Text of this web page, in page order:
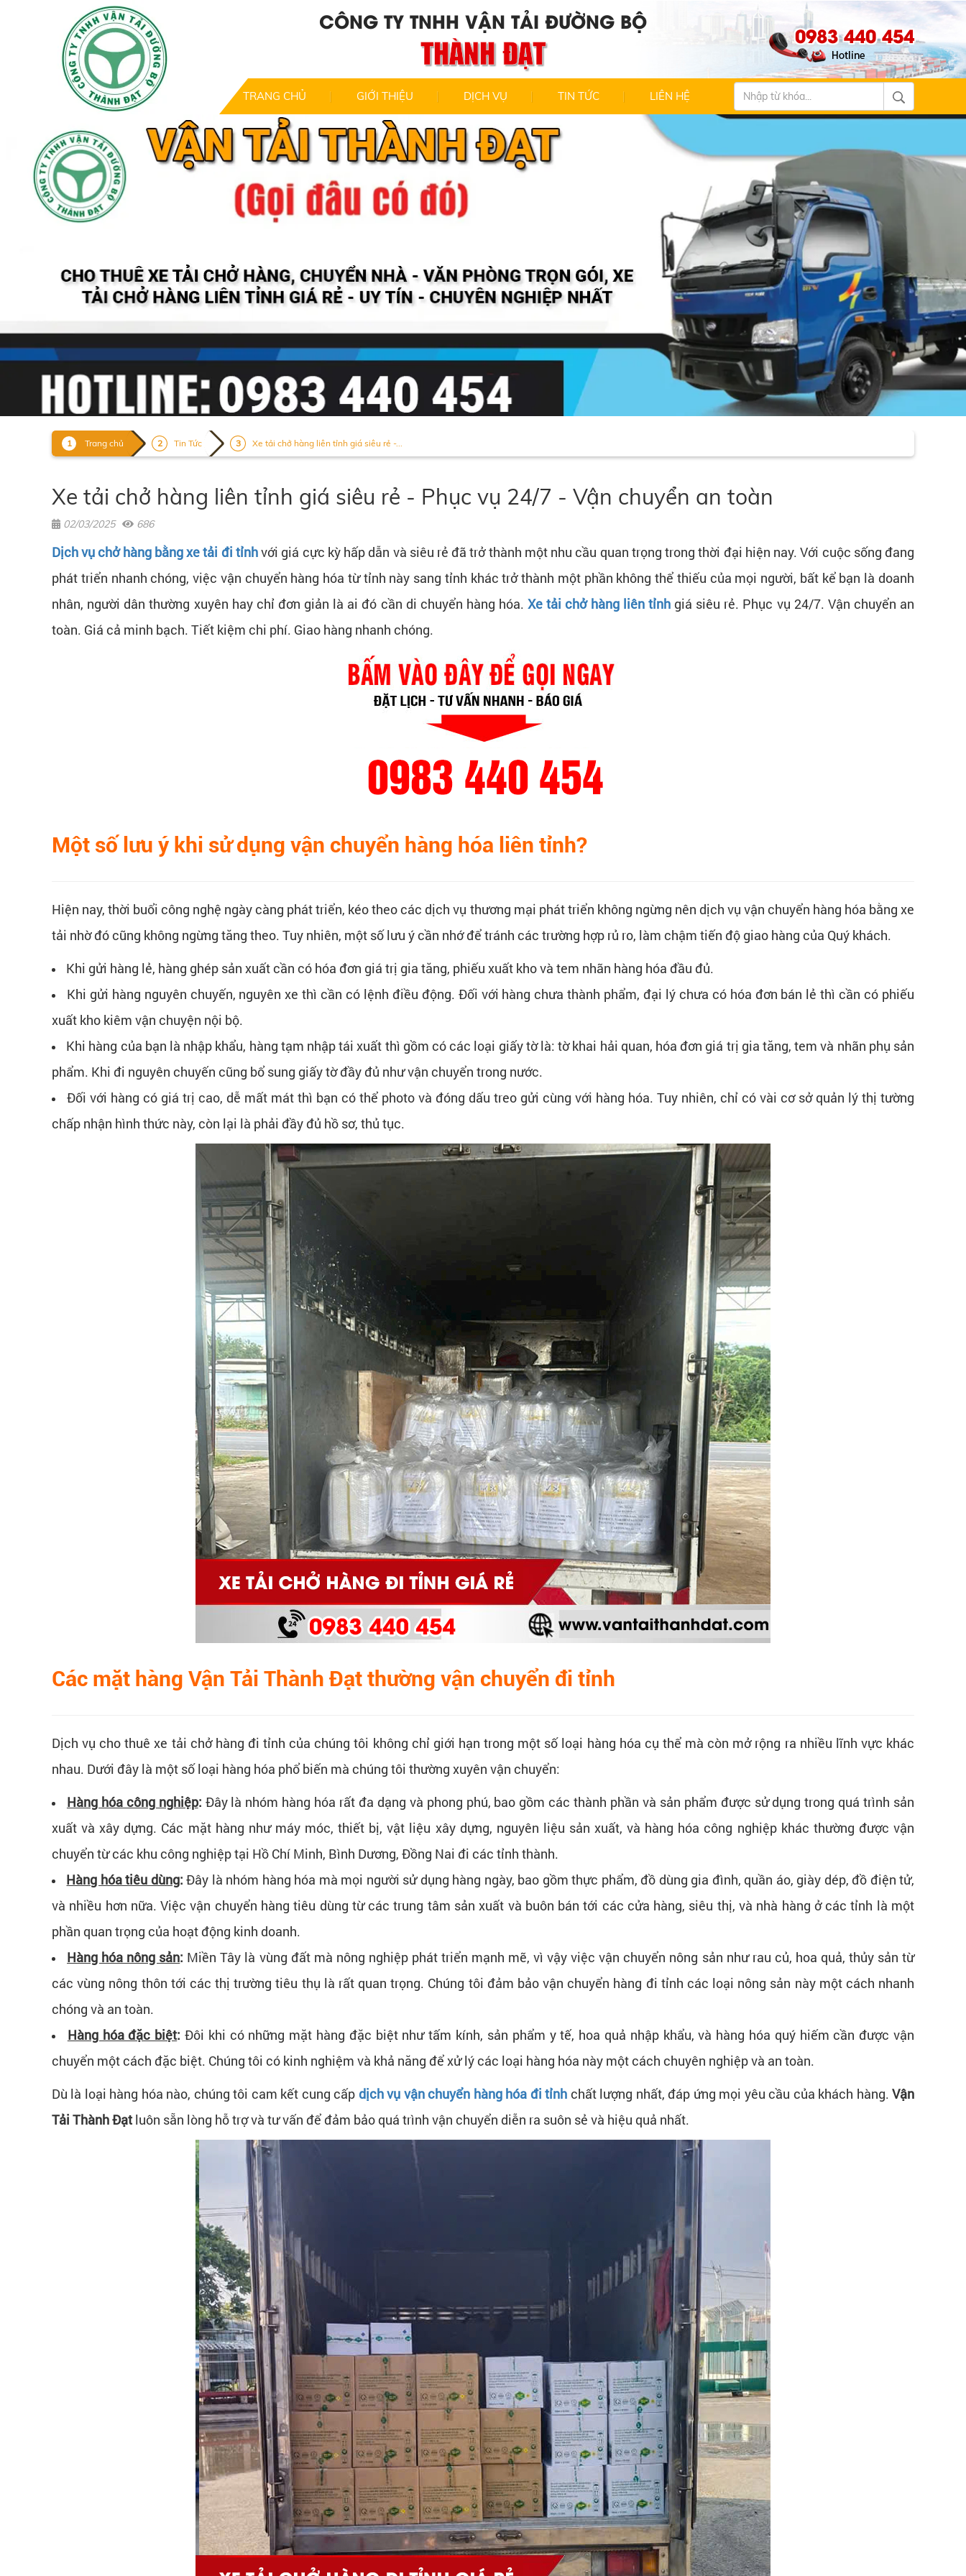
CÔNG TY TNHH VẬN TẢI ĐƯỜNG BỘ
THÀNH ĐẠT 0983 440 454
TRANG CHỦ GIỚI THIỆU DỊCH VỤ TIN TỨC LIÊN HỆ
Trang chủ Tin Tức Xe tải chở hàng liên tỉnh giá siêu rẻ -...
Xe tải chở hàng liên tỉnh giá siêu rẻ - Phục vụ 24/7 - Vận chuyển an toàn
02/03/2025 686
Dịch vụ chở hàng bằng xe tải đi tỉnhvới giá cực kỳ hấp dẫn và siêu rẻ đã trở thành một nhu cầu quan trọng trong thời đại hiện nay. Với cuộc sống đang
phát triển nhanh chóng, việc vận chuyển hàng hóa từ tỉnh này sang tỉnh khác trở thành một phần không thể thiếu của mọi người, bất kể bạn là doanh
nhân, người dân thường xuyên hay chỉ đơn giản là ai đó cần di chuyển hàng hóa.Xe tải chở hàng liên tỉnhgiá siêu rẻ. Phục vụ 24/7. Vận chuyển an
toàn. Giá cả minh bạch. Tiết kiệm chi phí. Giao hàng nhanh chóng.
Một số lưu ý khi sử dụng vận chuyển hàng hóa liên tỉnh?
Hiện nay, thời buổi công nghệ ngày càng phát triển, kéo theo các dịch vụ thương mại phát triển không ngừng nên dịch vụ vận chuyển hàng hóa bằng xe
tải nhờ đó cũng không ngừng tăng theo. Tuy nhiên, một số lưu ý cần nhớ để tránh các trường hợp rủ ro, làm chậm tiến độ giao hàng của Quý khách.
Khi gửi hàng lẻ, hàng ghép sản xuất cần có hóa đơn giá trị gia tăng, phiếu xuất kho và tem nhãn hàng hóa đầu đủ.
Khi gửi hàng nguyên chuyến, nguyên xe thì cần có lệnh điều động. Đối với hàng chưa thành phẩm, đại lý chưa có hóa đơn bán lẻ thì cần có phiếu
xuất kho kiêm vận chuyện nội bộ.
Khi hàng của bạn là nhập khẩu, hàng tạm nhập tái xuất thì gồm có các loại giấy tờ là: tờ khai hải quan, hóa đơn giá trị gia tăng, tem và nhãn phụ sản
phẩm. Khi đi nguyên chuyến cũng bổ sung giấy tờ đầy đủ như vận chuyển trong nước.
Đối với hàng có giá trị cao, dễ mất mát thì bạn có thể photo và đóng dấu treo gửi cùng với hàng hóa. Tuy nhiên, chỉ có vài cơ sở quản lý thị tường
chấp nhận hình thức này, còn lại là phải đầy đủ hồ sơ, thủ tục.
Các mặt hàng Vận Tải Thành Đạt thường vận chuyển đi tỉnh
Dịch vụ cho thuê xe tải chở hàng đi tỉnh của chúng tôi không chỉ giới hạn trong một số loại hàng hóa cụ thể mà còn mở rộng ra nhiều lĩnh vực khác
nhau. Dưới đây là một số loại hàng hóa phổ biến mà chúng tôi thường xuyên vận chuyển:
Hàng hóa công nghiệp: Đây là nhóm hàng hóa rất đa dạng và phong phú, bao gồm các thành phần và sản phẩm được sử dụng trong quá trình sản
xuất và xây dựng. Các mặt hàng như máy móc, thiết bị, vật liệu xây dựng, nguyên liệu sản xuất, và hàng hóa công nghiệp khác thường được vận
chuyển từ các khu công nghiệp tại Hồ Chí Minh, Bình Dương, Đồng Nai đi các tỉnh thành.
Hàng hóa tiêu dùng: Đây là nhóm hàng hóa mà mọi người sử dụng hàng ngày, bao gồm thực phẩm, đồ dùng gia đình, quần áo, giày dép, đồ điện tử,
và nhiều hơn nữa. Việc vận chuyển hàng tiêu dùng từ các trung tâm sản xuất và buôn bán tới các cửa hàng, siêu thị, và nhà hàng ở các tỉnh là một
phần quan trọng của hoạt động kinh doanh.
Hàng hóa nông sản: Miền Tây là vùng đất mà nông nghiệp phát triển mạnh mẽ, vì vậy việc vận chuyển nông sản như rau củ, hoa quả, thủy sản từ
các vùng nông thôn tới các thị trường tiêu thụ là rất quan trọng. Chúng tôi đảm bảo vận chuyển hàng đi tỉnh các loại nông sản này một cách nhanh
chóng và an toàn.
Hàng hóa đặc biệt: Đôi khi có những mặt hàng đặc biệt như tấm kính, sản phẩm y tế, hoa quả nhập khẩu, và hàng hóa quý hiếm cần được vận
chuyển một cách đặc biệt. Chúng tôi có kinh nghiệm và khả năng để xử lý các loại hàng hóa này một cách chuyên nghiệp và an toàn.
Dù là loại hàng hóa nào, chúng tôi cam kết cung cấp dịch vụ vận chuyển hàng hóa đi tỉnh chất lượng nhất, đáp ứng mọi yêu cầu của khách hàng.Vận
Tải Thành Đạt luôn sẵn lòng hỗ trợ và tư vấn để đảm bảo quá trình vận chuyển diễn ra suôn sẻ và hiệu quả nhất.